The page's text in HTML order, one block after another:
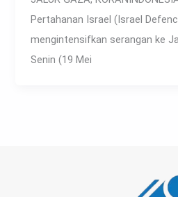
Pertahanan Israel (Israel
mengintensifkan serangan ke
Senin (19 Mei